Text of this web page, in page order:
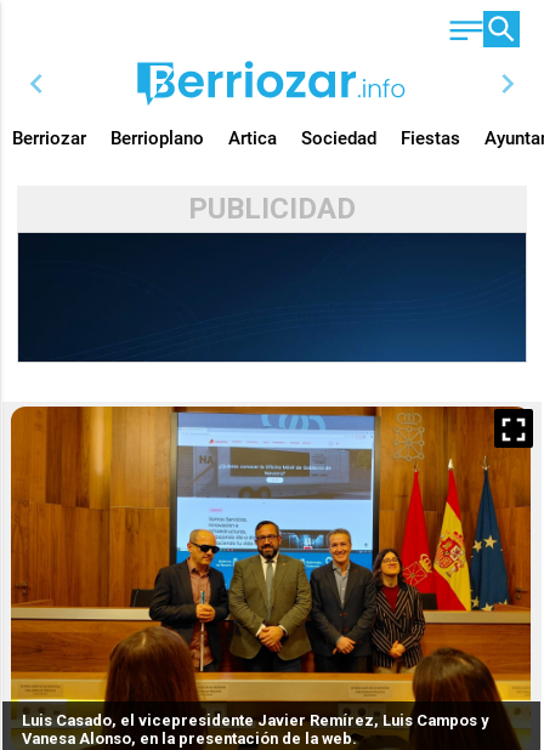
chevron_left chevron_right
Berriozar Berrioplano Artica Sociedad Fiestas
PUBLICIDAD
Luis Casado, el vicepresidente Javier Remírez, Luis Campos y
Vanesa Alonso, en la presentación de la web.